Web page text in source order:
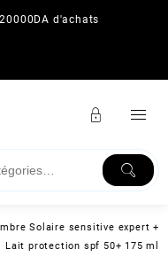
d'achats
Solaire sensitive expert +
Lait protection spf 50+ 175 ml